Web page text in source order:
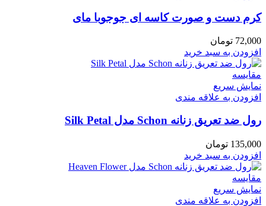
کرم دست و صورت کاسه ای جوجوبا مای
72,000 تومان
افزودن به سبد خرید
مقايسه
نمایش سریع
افزودن به علاقه مندی
رول ضد تعریق زنانه Schon مدل Silk Petal
135,000 تومان
افزودن به سبد خرید
مقايسه
نمایش سریع
افزودن به علاقه مندی